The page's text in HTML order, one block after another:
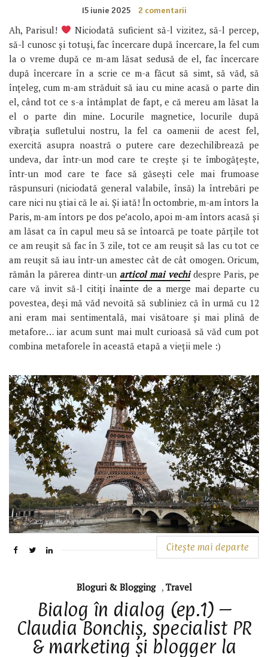
15 iunie 2025 2 comentarii
Ah, Parisul!
Niciodată suficient să-l vizitez, să-l percep,
să-l cunosc și totuși, fac încercare după încercare, la fel cum
la o vreme după ce m-am lăsat sedusă de el, fac încercare
după încercare în a scrie ce m-a făcut să simt, să văd, să
înțeleg, cum m-am străduit să iau cu mine acasă o parte din
el, când tot ce s-a întâmplat de fapt, e că mereu am lăsat la
el o parte din mine. Locurile magnetice, locurile după
vibrația sufletului nostru, la fel ca oamenii de acest fel,
exercită asupra noastră o putere care dezechilibrează pe
undeva, dar într-un mod care te crește și te îmbogățește,
într-un mod care te face să găsești cele mai frumoase
răspunsuri (niciodată general valabile, însă) la întrebări pe
care nici nu știai că le ai. Și iată! În octombrie, m-am întors la
Paris, m-am întors pe dos pe’acolo, apoi m-am întors acasă și
am lăsat ca în capul meu să se întoarcă pe toate părțile tot
ce am reușit să fac în 3 zile, tot ce am reușit să las cu tot ce
am reușit să iau într-un amestec cât de cât omogen. Oricum,
rămân la părerea dintr-un articol mai vechidespre Paris, pe
care vă invit să-l citiți înainte de a merge mai departe cu
povestea, deși mă văd nevoită să subliniez că în urmă cu 12
ani eram mai sentimentală, mai visătoare și mai plină de
metafore… iar acum sunt mai mult curioasă să văd cum pot
combina metaforele în această etapă a vieții mele :)
Citește mai departe
Bloguri & Blogging , Travel
Bialog în dialog (ep.1) –
Claudia Bonchiș, specialist PR
& marketing și blogger la